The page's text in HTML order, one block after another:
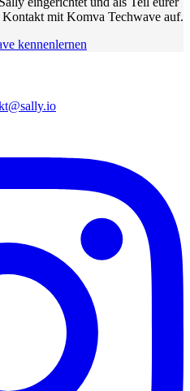
mit Komva Techwave auf.
kennenlernen